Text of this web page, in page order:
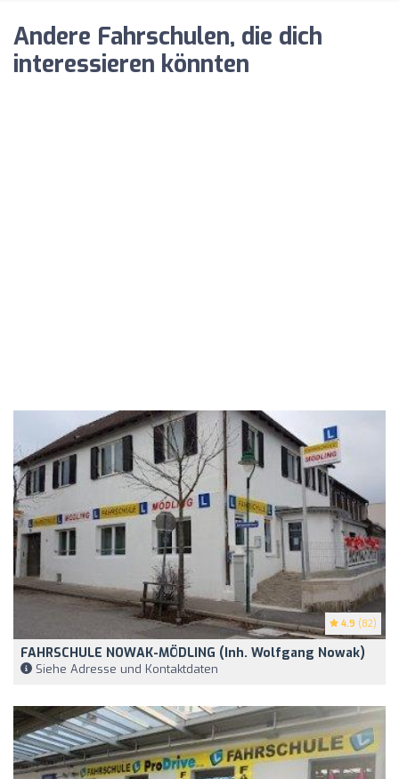
Andere Fahrschulen, die dich
interessieren könnten
4.9 (82)
FAHRSCHULE NOWAK-MÖDLING (Inh. Wolfgang Nowak)
Siehe Adresse und Kontaktdaten